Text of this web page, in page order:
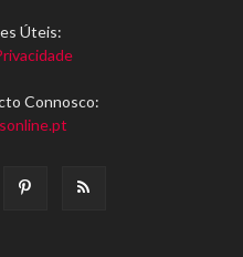
Úteis:
Connosco: